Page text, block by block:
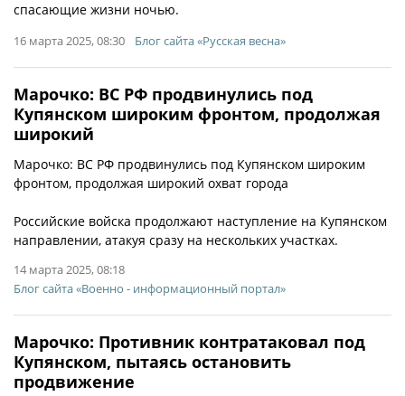
спасающие жизни ночью.
16 марта 2025, 08:30 Блог сайта «Русская весна»
Марочко: ВС РФ продвинулись под
Купянском широким фронтом, продолжая
широкий
Марочко: ВС РФ продвинулись под Купянском широким
фронтом, продолжая широкий охват города
Российские войска продолжают наступление на Купянском
направлении, атакуя сразу на нескольких участках.
14 марта 2025, 08:18
Блог сайта «Военно - информационный портал»
Марочко: Противник контратаковал под
Купянском, пытаясь остановить
продвижение